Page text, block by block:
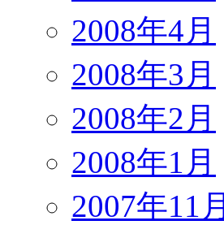
2008年4月
2008年3月
2008年2月
2008年1月
2007年11月